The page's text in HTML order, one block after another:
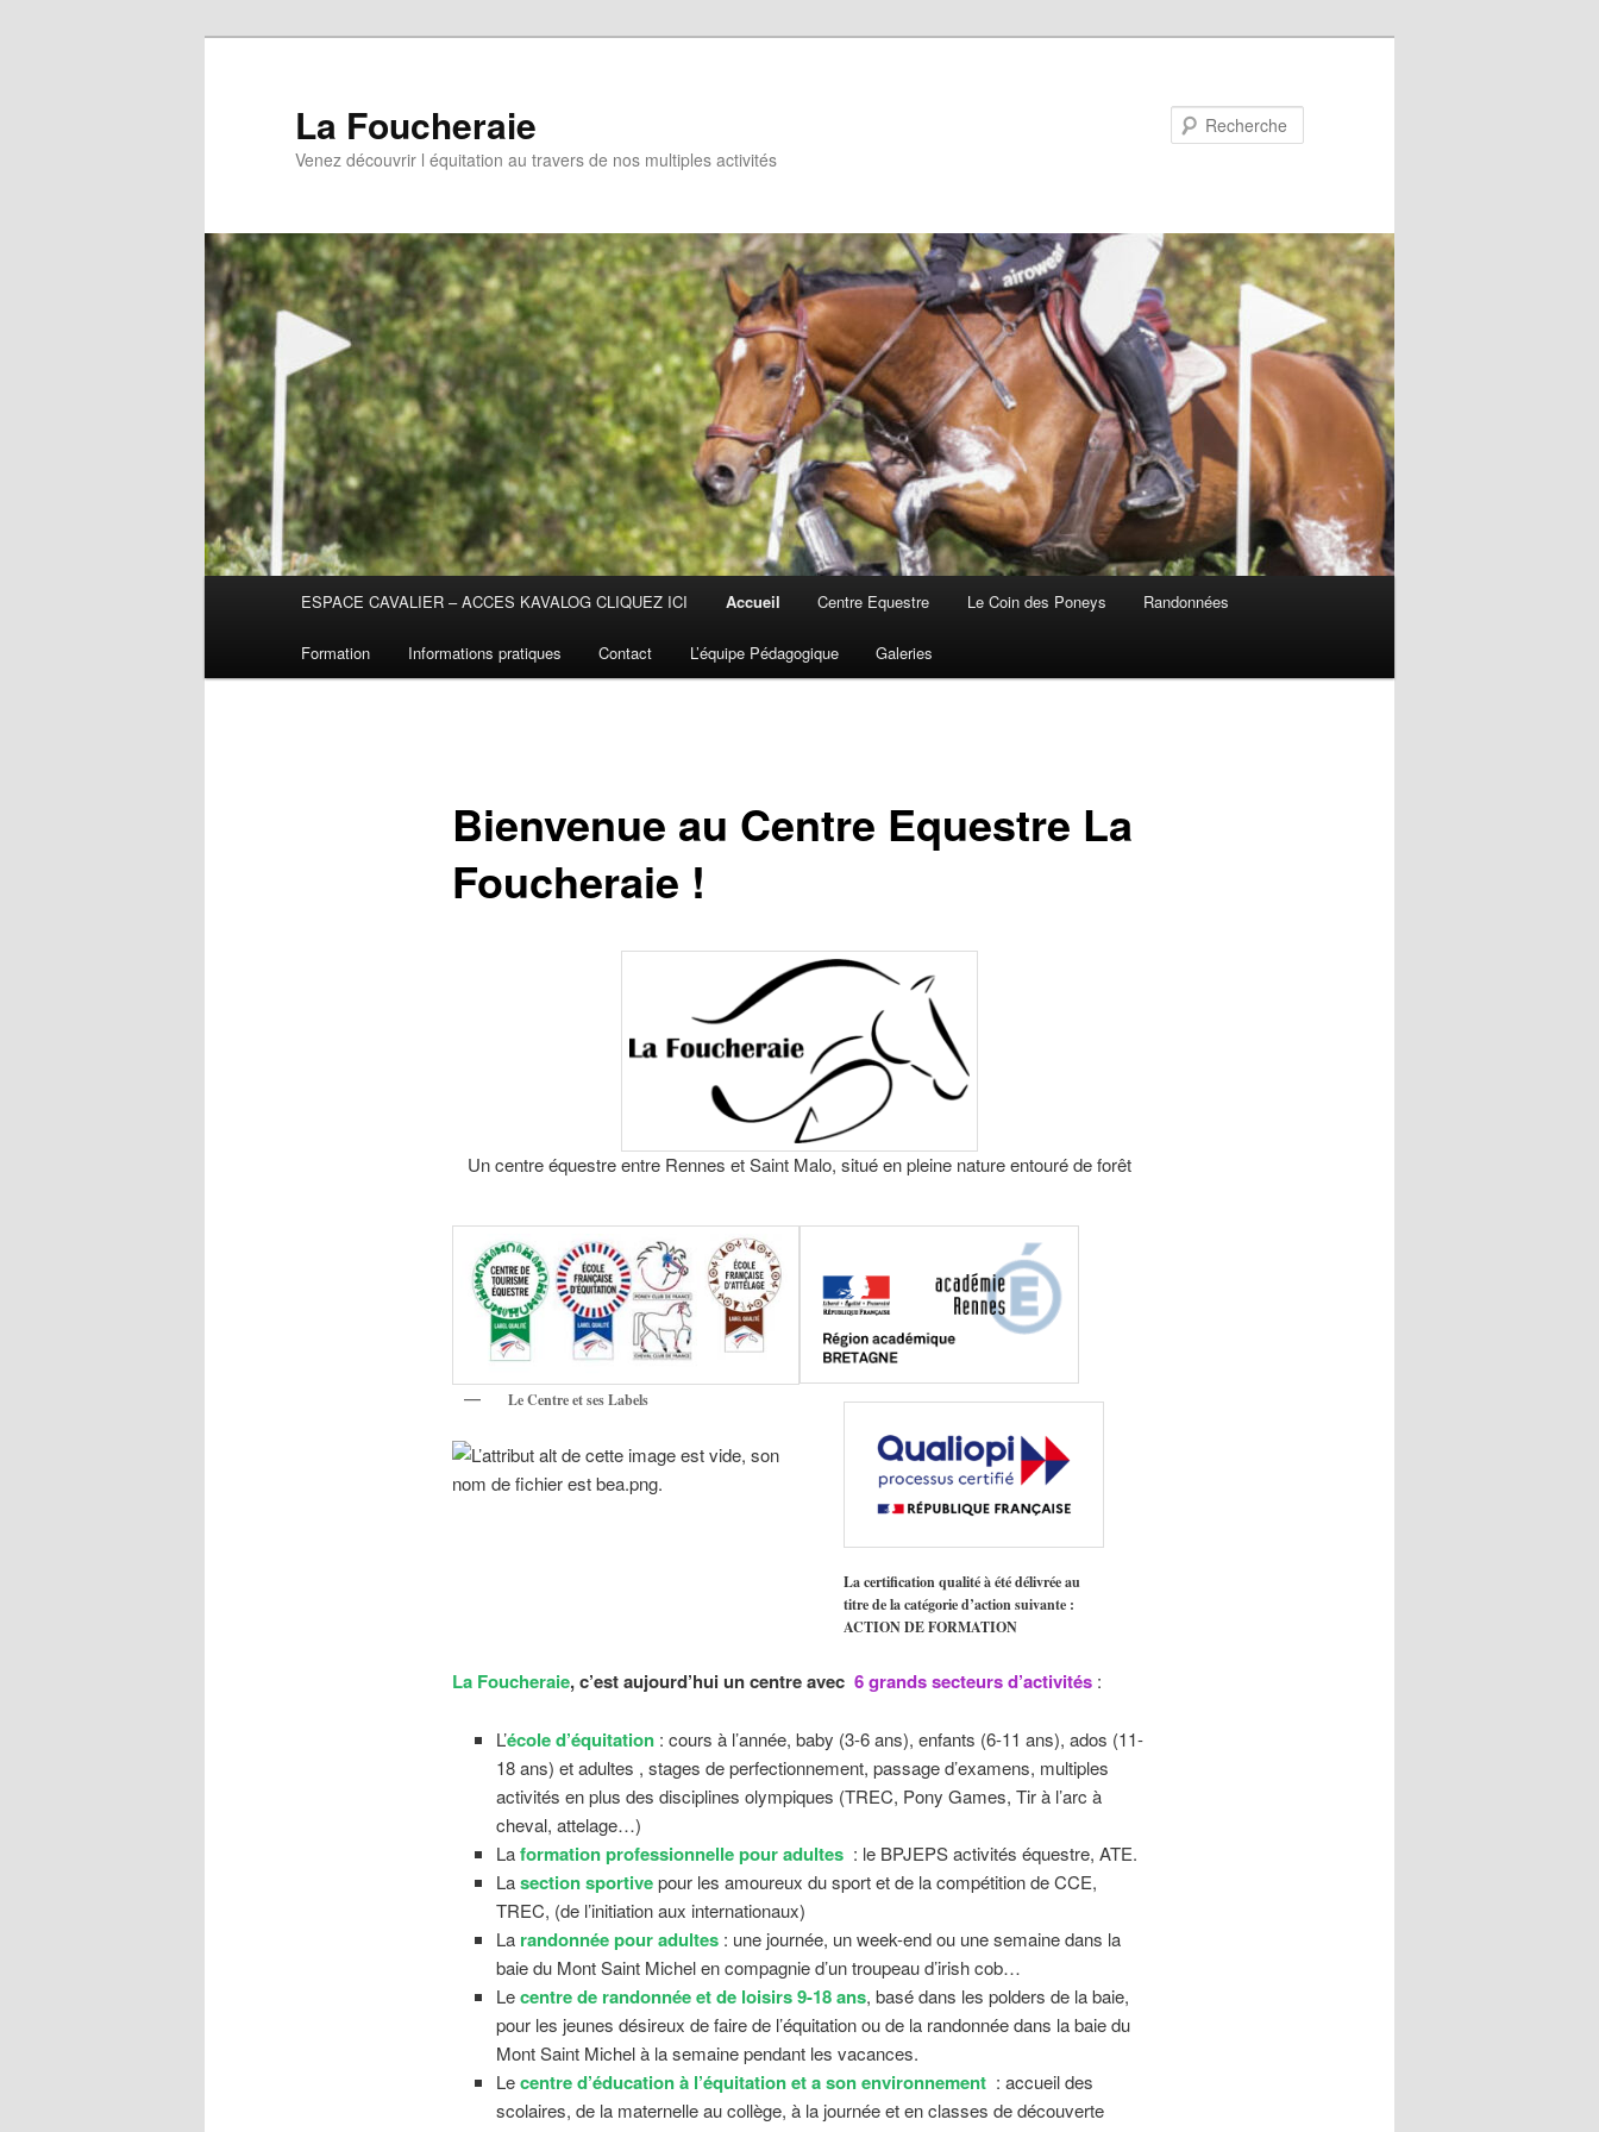
La Foucheraie
Venez découvrir l équitation au travers de nos multiples activités
ESPACE CAVALIER – ACCES KAVALOG CLIQUEZ ICI Accueil Centre Equestre Le Coin des Poneys Randonnées
Formation Informations pratiques Contact L’équipe Pédagogique Galeries
Bienvenue au Centre Equestre La
Foucheraie !
Un centre équestre entre Rennes et Saint Malo, situé en pleine nature entouré de forêt
Le Centre et ses Labels
La certification qualité à été délivrée au
titre de la catégorie d’action suivante :
ACTION DE FORMATION
La Foucheraie, c’est aujourd’hui un centre avec 6 grands secteurs d’activités:
L’école d’équitation : cours à l’année, baby (3-6 ans), enfants (6-11 ans), ados (11-
18 ans) et adultes , stages de perfectionnement, passage d’examens, multiples
activités en plus des disciplines olympiques (TREC, Pony Games, Tir à l’arc à
cheval, attelage…)
Laformation professionnelle pour adultes : le BPJEPS activités équestre, ATE.
Lasection sportivepour les amoureux du sport et de la compétition de CCE,
TREC, (de l’initiation aux internationaux)
La randonnée pour adultes : une journée, un week-end ou une semaine dans la
baie du Mont Saint Michel en compagnie d’un troupeau d’irish cob…
Lecentre de randonnée et de loisirs 9-18 ans, basé dans les polders de la baie,
pour les jeunes désireux de faire de l’équitation ou de la randonnée dans la baie du
Mont Saint Michel à la semaine pendant les vacances.
Lecentre d’éducation à l’équitation et a son environnement : accueil des
scolaires, de la maternelle au collège, à la journée et en classes de découverte